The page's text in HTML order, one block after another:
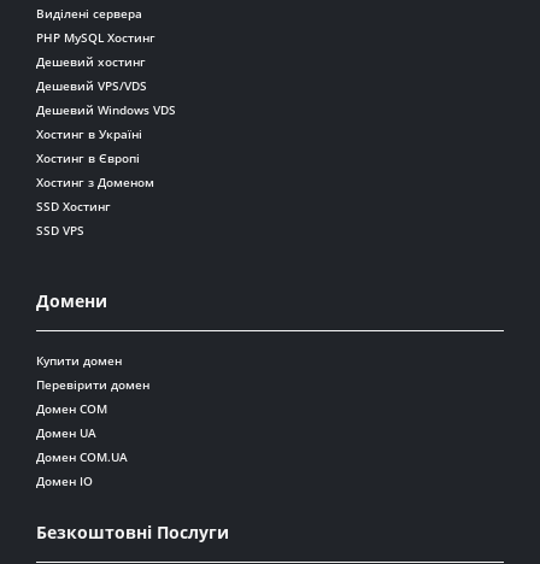
Виділені сервера
PHP MySQL Хостинг
Дешевий хостинг
Дешевий VPS/VDS
Дешевий Windows VDS
Хостинг в Україні
Хостинг в Європі
Хостинг з Доменом
SSD Хостинг
SSD VPS
Домени
Купити домен
Перевірити домен
Домен COM
Домен UA
Домен COM.UA
Домен IO
Безкоштовні Послуги